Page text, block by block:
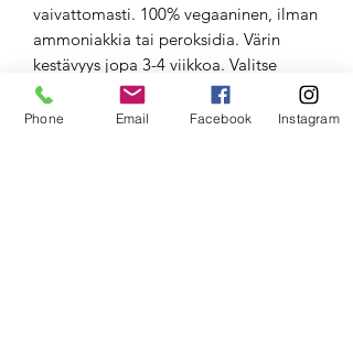
vaivattomasti. 100% vegaaninen, ilman
ammoniakkia tai peroksidia. Värin
kestävyys jopa 3-4 viikkoa. Valitse
herkkä romanttisuus ja erotu massasta!
✨🎨 #LaRicheDirections
Phone Email Facebook Instagram